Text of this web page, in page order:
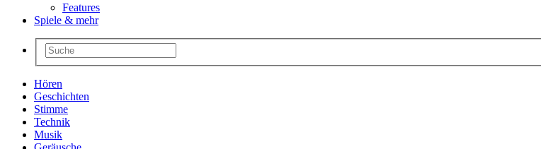
Features
Spiele & mehr
Hören
Geschichten
Stimme
Technik
Musik